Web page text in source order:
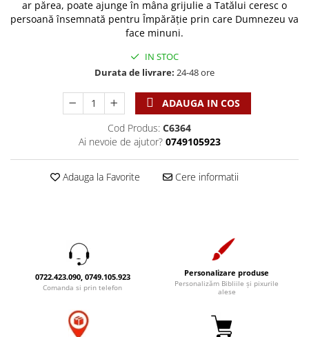
Rugaciune
Cresterea copiilor
Despre biserica
Predici/ Schite de predici
Instrumente teologice
Pix plastic
Jocuri
Jurnal de Rugaciune
Limba Română
Foarte puternici
Ornament
Pentru birou
Pix+Semn de carte
Portofel
Accesorii birou
Tablouri
Sibiu
Suport pahar
Magneti
ar părea, poate ajunge în mâna grijulie a Tatălui ceresc o
persoană însemnată pentru Împărăție prin care Dumnezeu va
face minuni.
IN STOC
Durata de livrare: 24-48 ore
ADAUGA IN COS
Cod Produs: C6364
Ai nevoie de ajutor? 0749105923
Adauga la Favorite Cere informatii
0722.423.090, 0749.105.923
Comanda si prin telefon
Personalizare produse
Personalizăm Bibliile și pixurile
alese